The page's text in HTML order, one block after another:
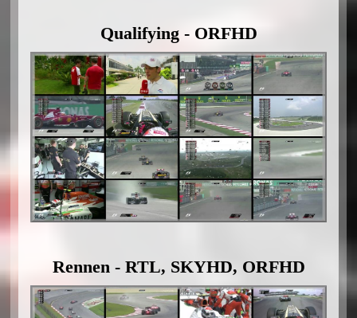
Qualifying - ORFHD
Rennen - RTL, SKYHD, ORFHD